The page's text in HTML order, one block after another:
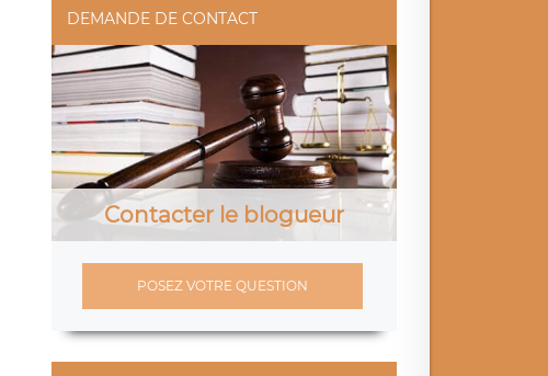
DEMANDE DE CONTACT
Contacter le blogueur
POSEZ VOTRE QUESTION